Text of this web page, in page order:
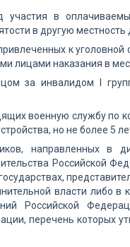
участия в
в другую местность
к уголовной
лицами наказания в
за инвалидом I
военную службу по
но не более 5
направленных в
Российской
власти либо в
Российской
перечень которых